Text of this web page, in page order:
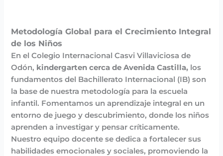
Metodología Global para el Crecimiento Integral
de los Niños
En el Colegio Internacional Casvi Villaviciosa de
Odón, kindergarten cerca de Avenida Castilla, los
fundamentos del Bachillerato Internacional (IB) son
la base de nuestra metodología para la escuela
infantil. Fomentamos un aprendizaje integral en un
entorno de juego y descubrimiento, donde los niños
aprenden a investigar y pensar críticamente.
Nuestro equipo docente se dedica a fortalecer sus
habilidades emocionales y sociales, promoviendo la